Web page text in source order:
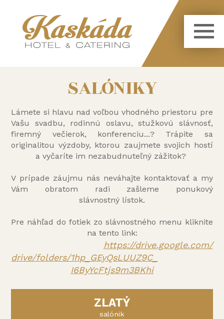
SALÓNIKY
Lámete si hlavu nad voľbou vhodného priestoru pre
Vašu svadbu, rodinnú oslavu, stužkovú slávnosť,
firemný večierok, konferenciu...? Trápite sa
originalitou výzdoby, ktorou zaujmete svojich hostí
a vyčaríte im nezabudnuteľný zážitok?
V prípade záujmu nás neváhajte kontaktovať a my
Vám obratom radi zašleme ponukový
slávnostný lístok.
Pre náhľad do fotiek zo slávnostného menu kliknite
na tento link:
https://drive.google.com/
drive/folders/1hp_GEyQsLUUZ9C_
I6ByYcFtjs9m3BKhi
ZLATÝ
salónik